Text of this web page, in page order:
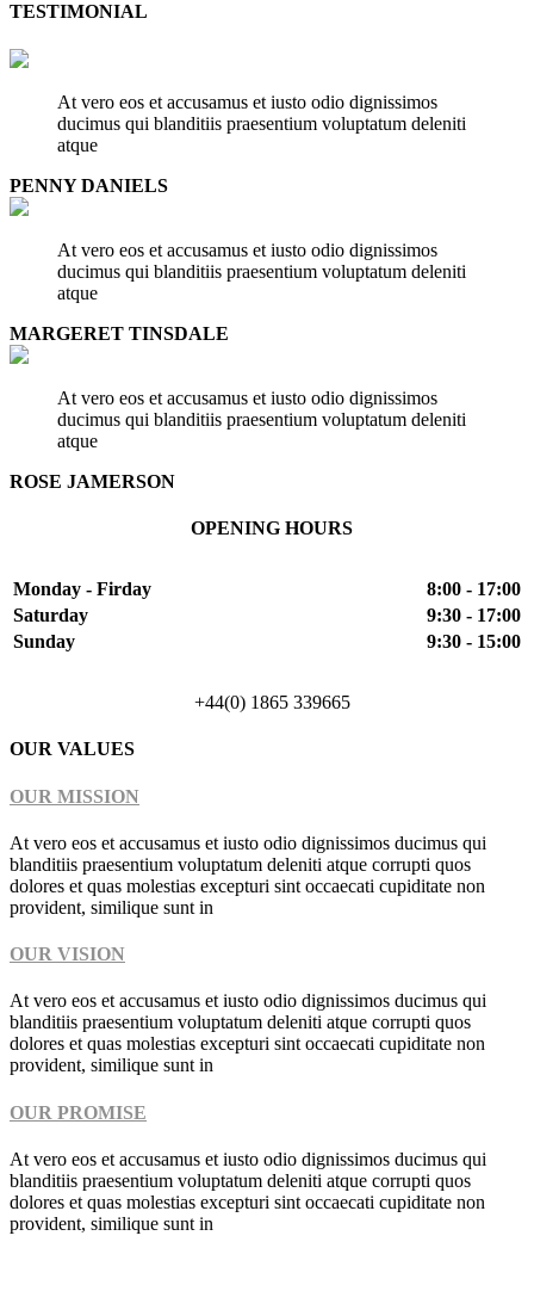
TESTIMONIAL
At vero eos et accusamus et iusto odio dignissimos
ducimus qui blanditiis praesentium voluptatum deleniti
atque
PENNY DANIELS
At vero eos et accusamus et iusto odio dignissimos
ducimus qui blanditiis praesentium voluptatum deleniti
atque
MARGERET TINSDALE
At vero eos et accusamus et iusto odio dignissimos
ducimus qui blanditiis praesentium voluptatum deleniti
atque
ROSE JAMERSON
OPENING HOURS
Monday - Firday
8:00 - 17:00
Saturday
9:30 - 17:00
Sunday
9:30 - 15:00
+44(0) 1865 339665
OUR VALUES
OUR MISSION
At vero eos et accusamus et iusto odio dignissimos ducimus qui
blanditiis praesentium voluptatum deleniti atque corrupti quos
dolores et quas molestias excepturi sint occaecati cupiditate non
provident, similique sunt in
OUR VISION
At vero eos et accusamus et iusto odio dignissimos ducimus qui
blanditiis praesentium voluptatum deleniti atque corrupti quos
dolores et quas molestias excepturi sint occaecati cupiditate non
provident, similique sunt in
OUR PROMISE
At vero eos et accusamus et iusto odio dignissimos ducimus qui
blanditiis praesentium voluptatum deleniti atque corrupti quos
dolores et quas molestias excepturi sint occaecati cupiditate non
provident, similique sunt in